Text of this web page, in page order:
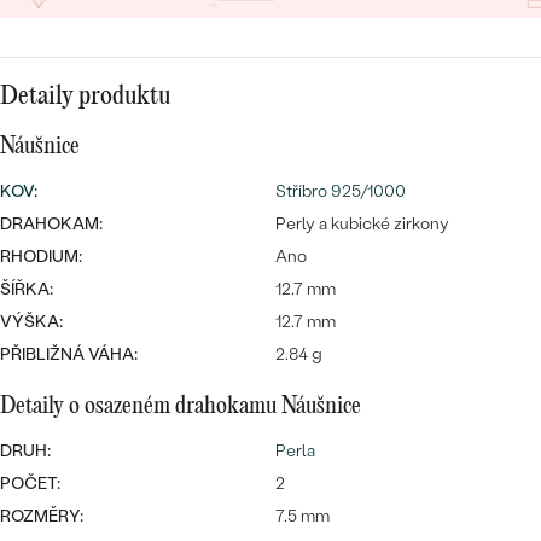
Nejprodávanější
snubní prsteny
PROHLÉDNOUT
DLE MATERIÁLU
ZLATO
PLATINA
STŘÍBRO
S LAB-GROWN DIAMANTY
S PERLAMI
PERSONALIZOVANÉ
SYMBOLICKÉ
MINIMALISTICKÉ
PODLE PŘÍLEŽITOSTI
PODLE BARVY
Nejprodávanější
LUXUSNÍ
CENOVĚ DOSTUPNÉ
LUXUSNÍ
Detaily produktu
Náušnice
KOV:
Stříbro 925/1000
DRAHOKAM:
Perly a kubické zirkony
RHODIUM:
Ano
ŠÍŘKA:
12.7 mm
VÝŠKA:
12.7 mm
PŘIBLIŽNÁ VÁHA:
2.84 g
Detaily o osazeném drahokamu Náušnice
DRUH:
Perla
POČET:
2
ROZMĚRY:
7.5 mm